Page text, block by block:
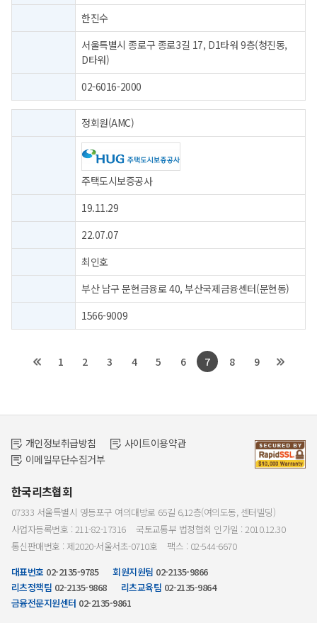
한진수
서울특별시 종로구 종로3길 17, D1타워 9층(청진동,
D타워)
02-6016-2000
정회원(AMC)
주택도시보증공사
19.11.29
22.07.07
최인호
부산 남구 문현금융로 40, 부산국제금융센터(문현동)
1566-9009
1 2 3 4 5 6 7 8 9
개인정보취급방침
사이트이용약관
이메일무단수집거부
한국리츠협회
07333 서울특별시 영등포구 여의대방로 65길 6,12층(여의도동, 센터빌딩)
사업자등록번호 : 211-82-17316
국토교통부 법정협회 인가일 : 2010.12.30
통신판매번호 : 제2020-서울서초-0710호
팩스 : 02-544-6670
대표번호 02-2135-9785 회원지원팀 02-2135-9866
리츠정책팀 02-2135-9868 리츠교육팀 02-2135-9864
금융전문지원센터 02-2135-9861